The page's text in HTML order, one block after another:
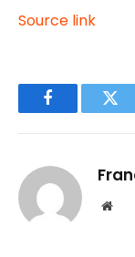
Source link
Facebook